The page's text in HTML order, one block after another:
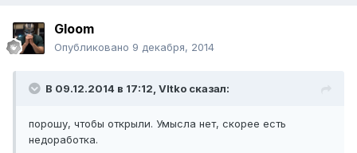
Gloom
Опубликовано 9 декабря, 2014
В 09.12.2014 в 17:12, VItko сказал:
порошу, чтобы открыли. Умысла нет, скорее есть
недоработка.